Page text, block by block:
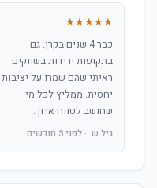
★★★★★
כבר 4 שנים בקרן. גם
בתקופות ירידות בשווקים
ראיתי שהם שמרו על יציבות
יחסית. ממליץ לכל מי
שחושב לטווח ארוך.
גיל ש. · לפני 3 חודשים